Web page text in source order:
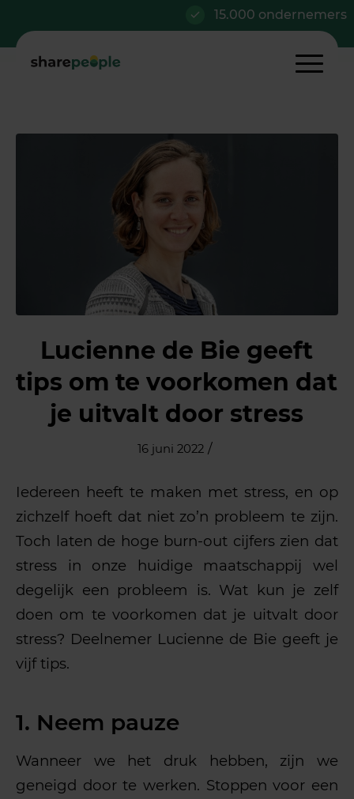
15.000 ondernemers
Lucienne de Bie geeft
tips om te voorkomen dat
je uitvalt door stress
16 juni 2022 /
Iedereen heeft te maken met stress, en op
zichzelf hoeft dat niet zo’n probleem te zijn.
Toch laten de hoge burn-out cijfers zien dat
stress in onze huidige maatschappij wel
degelijk een probleem is. Wat kun je zelf
doen om te voorkomen dat je uitvalt door
stress? Deelnemer Lucienne de Bie geeft je
vijf tips.
1. Neem pauze
Wanneer we het druk hebben, zijn we
geneigd door te werken. Stoppen voor een